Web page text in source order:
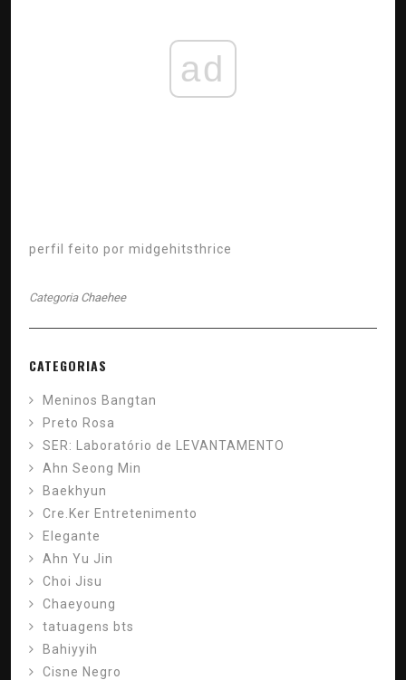
ad
perfil feito por midgehitsthrice
Categoria Chaehee
CATEGORIAS
Meninos Bangtan
Preto Rosa
SER: Laboratório de LEVANTAMENTO
Ahn Seong Min
Baekhyun
Cre.Ker Entretenimento
Elegante
Ahn Yu Jin
Choi Jisu
Chaeyoung
tatuagens bts
Bahiyyih
Cisne Negro